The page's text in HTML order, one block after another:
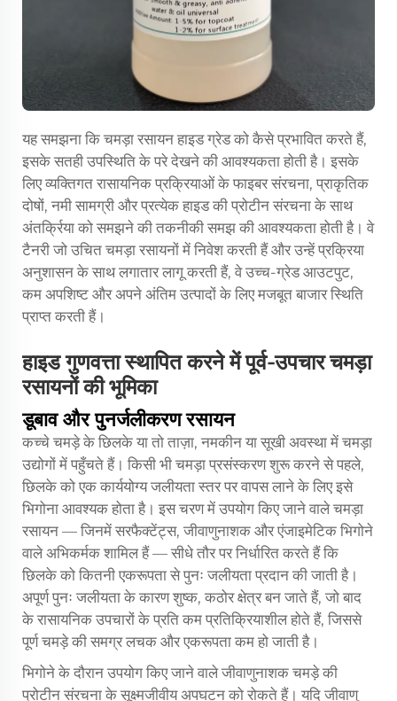
यह समझना कि चमड़ा रसायन हाइड ग्रेड को कैसे प्रभावित करते हैं,
इसके सतही उपस्थिति के परे देखने की आवश्यकता होती है। इसके
लिए व्यक्तिगत रासायनिक प्रक्रियाओं के फाइबर संरचना, प्राकृतिक
दोषों, नमी सामग्री और प्रत्येक हाइड की प्रोटीन संरचना के साथ
अंतर्क्रिया को समझने की तकनीकी समझ की आवश्यकता होती है। वे
टैनरी जो उचित चमड़ा रसायनों में निवेश करती हैं और उन्हें प्रक्रिया
अनुशासन के साथ लगातार लागू करती हैं, वे उच्च-ग्रेड आउटपुट,
कम अपशिष्ट और अपने अंतिम उत्पादों के लिए मजबूत बाजार स्थिति
प्राप्त करती हैं।
हाइड गुणवत्ता स्थापित करने में पूर्व-उपचार चमड़ा
रसायनों की भूमिका
डूबाव और पुनर्जलीकरण रसायन
कच्चे चमड़े के छिलके या तो ताज़ा, नमकीन या सूखी अवस्था में चमड़ा
उद्योगों में पहुँचते हैं। किसी भी चमड़ा प्रसंस्करण शुरू करने से पहले,
छिलके को एक कार्ययोग्य जलीयता स्तर पर वापस लाने के लिए इसे
भिगोना आवश्यक होता है। इस चरण में उपयोग किए जाने वाले चमड़ा
रसायन — जिनमें सरफैक्टेंट्स, जीवाणुनाशक और एंजाइमेटिक भिगोने
वाले अभिकर्मक शामिल हैं — सीधे तौर पर निर्धारित करते हैं कि
छिलके को कितनी एकरूपता से पुनः जलीयता प्रदान की जाती है।
अपूर्ण पुनः जलीयता के कारण शुष्क, कठोर क्षेत्र बन जाते हैं, जो बाद
के रासायनिक उपचारों के प्रति कम प्रतिक्रियाशील होते हैं, जिससे
पूर्ण चमड़े की समग्र लचक और एकरूपता कम हो जाती है।
भिगोने के दौरान उपयोग किए जाने वाले जीवाणुनाशक चमड़े की
प्रोटीन संरचना के सूक्ष्मजीवीय अपघटन को रोकते हैं। यदि जीवाणु